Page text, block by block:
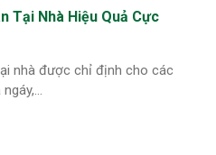
Tại Nhà Hiệu Quả Cực
nhà được chỉ định cho các